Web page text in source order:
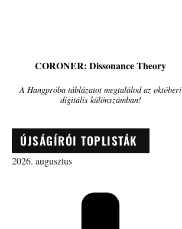
CORONER: Dissonance Theory
A Hangpróba táblázatot megtalálod az októberi
digitális különszámban!
ÚJSÁGÍRÓI TOPLISTÁK
2026. augusztus